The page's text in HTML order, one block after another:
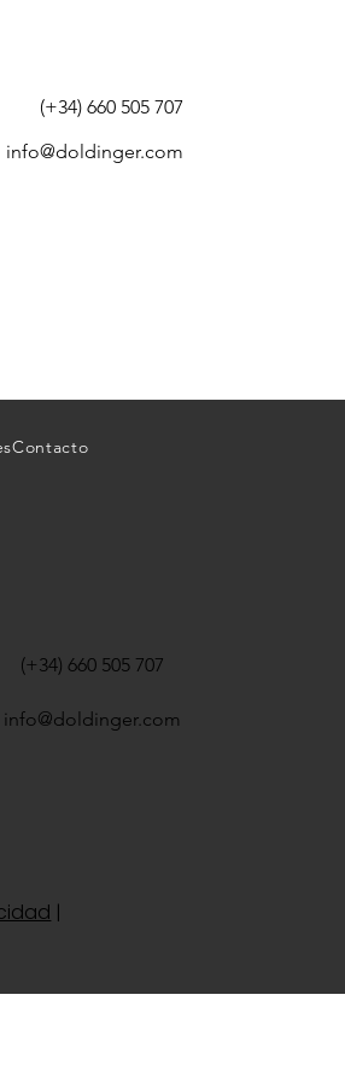
info@doldinger.com
(+34) 660 505 707
Contacto
(+34) 660 505 707
info@doldinger.com
|